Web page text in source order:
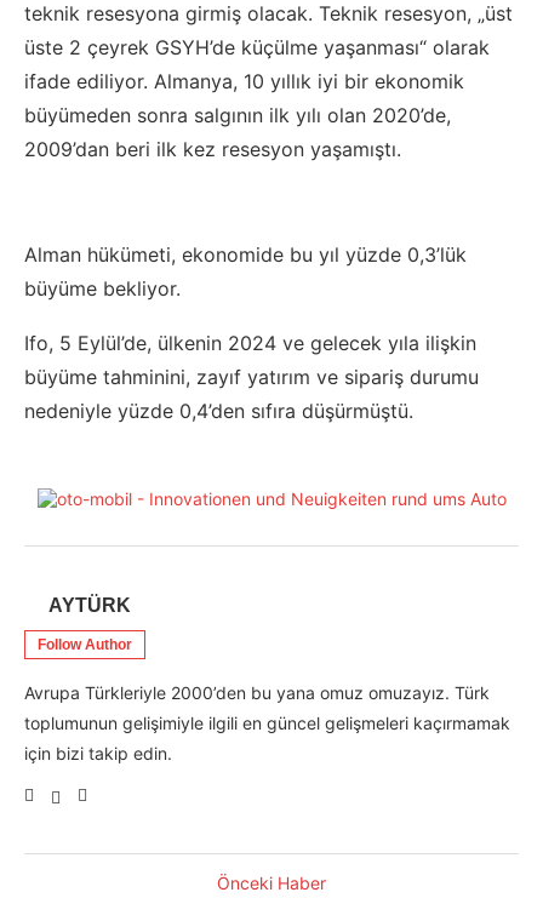
teknik resesyona girmiş olacak. Teknik resesyon, „üst
üste 2 çeyrek GSYH’de küçülme yaşanması“ olarak
ifade ediliyor. Almanya, 10 yıllık iyi bir ekonomik
büyümeden sonra salgının ilk yılı olan 2020’de,
2009’dan beri ilk kez resesyon yaşamıştı.
Alman hükümeti, ekonomide bu yıl yüzde 0,3’lük
büyüme bekliyor.
Ifo, 5 Eylül’de, ülkenin 2024 ve gelecek yıla ilişkin
büyüme tahminini, zayıf yatırım ve sipariş durumu
nedeniyle yüzde 0,4’den sıfıra düşürmüştü.
AYTÜRK
Follow Author
Avrupa Türkleriyle 2000’den bu yana omuz omuzayız. Türk
toplumunun gelişimiyle ilgili en güncel gelişmeleri kaçırmamak
için bizi takip edin.
Önceki Haber